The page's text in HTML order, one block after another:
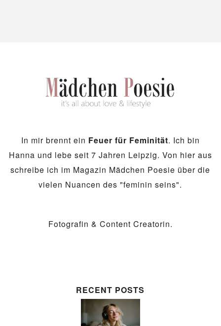
In mir brennt ein Feuer für Feminität. Ich bin
Hanna und lebe seit 7 Jahren Leipzig. Von hier aus
schreibe ich im Magazin Mädchen Poesie über die
vielen Nuancen des "feminin seins".
Fotografin & Content Creatorin.
RECENT POSTS